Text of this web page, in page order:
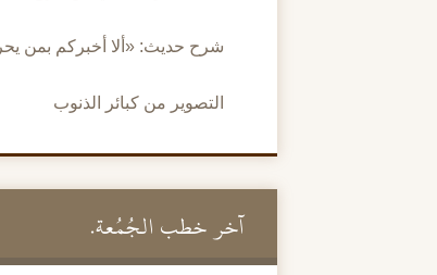
شرح حديث: «ألا أخبركم بمن
التصوير من كبائر الذنوب
آخر خطب الجُمُعة.